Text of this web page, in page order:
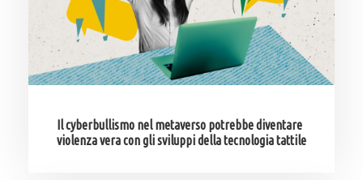
Il cyberbullismo nel metaverso potrebbe diventare
violenza vera con gli sviluppi della tecnologia tattile